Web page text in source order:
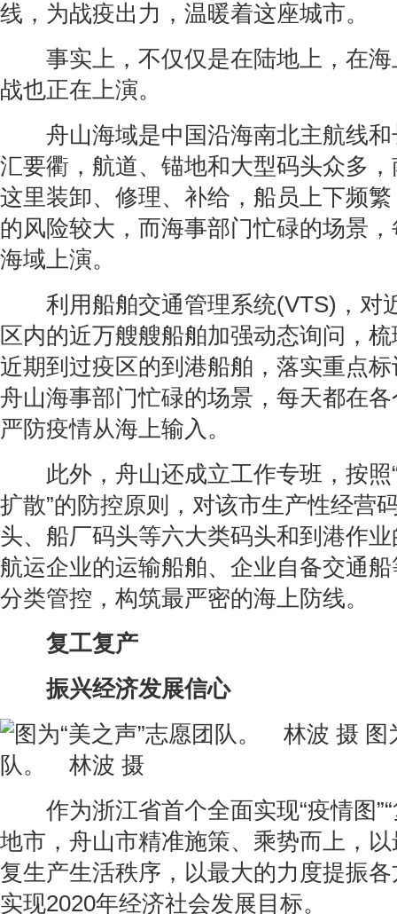
线，为战疫出力，温暖着这座城市。
事实上，不仅仅是在陆地上，在海
战也正在上演。
舟山海域是中国沿海南北主航线和
汇要衢，航道、锚地和大型码头众多
这里装卸、修理、补给，船员上下频
的风险较大，而海事部门忙碌的场景
海域上演。
利用船舶交通管理系统(VTS)，对
区内的近万艘艘船舶加强动态询问，
近期到过疫区的到港船舶，落实重点
舟山海事部门忙碌的场景，每天都在
严防疫情从海上输入。
此外，舟山还成立工作专班，按照
扩散”的防控原则，对该市生产性经营
头、船厂码头等六大类码头和到港作
航运企业的运输船舶、企业自备交通
分类管控，构筑最严密的海上防线。
复工复产
振兴经济发展信心
图
队。 林波 摄
作为浙江省首个全面实现“疫情图”“
地市，舟山市精准施策、乘势而上，
复生产生活秩序，以最大的力度提振
实现2020年经济社会发展目标。